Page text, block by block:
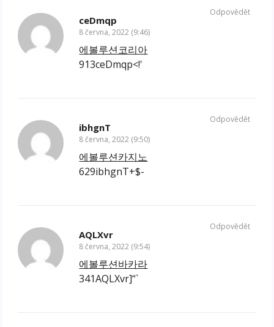
ceDmqp
8 června, 2022 (9:46)
에볼루션코리아
913ceDmqp<!'
Odpovědět
ibhgnT
8 června, 2022 (9:50)
에볼루션카지노
629ibhgnT+$-
Odpovědět
AQLXvr
8 června, 2022 (9:54)
에볼루션바카라
341AQLXvr]“`
Odpovědět